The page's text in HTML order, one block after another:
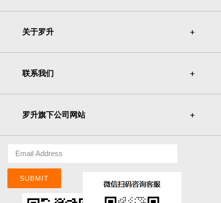
关于罗升 ＋
＋
联系我们 ＋
＋
罗升旗下公司网站 ＋
＋
SUBMIT